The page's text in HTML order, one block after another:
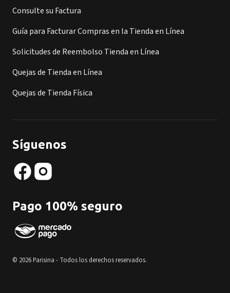
Consulte su Factura
Guía para Facturar Compras en la Tienda en Línea
Solicitudes de Reembolso Tienda en Línea
Quejas de Tienda en Línea
Quejas de Tienda Física
Síguenos
Pago 100% seguro
© 2026 Parisina - Todos los derechos reservados.